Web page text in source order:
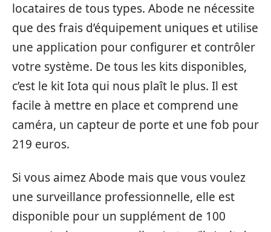
locataires de tous types. Abode ne nécessite
que des frais d’équipement uniques et utilise
une application pour configurer et contrôler
votre système. De tous les kits disponibles,
c’est le kit Iota qui nous plaît le plus. Il est
facile à mettre en place et comprend une
caméra, un capteur de porte et une fob pour
219 euros.
Si vous aimez Abode mais que vous voulez
une surveillance professionnelle, elle est
disponible pour un supplément de 100